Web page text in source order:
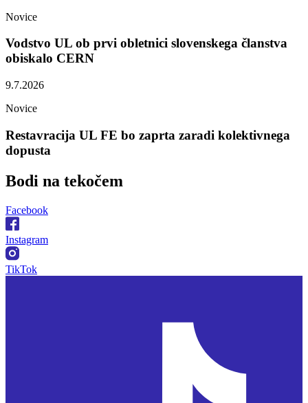
Novice
Vodstvo UL ob prvi obletnici slovenskega članstva
obiskalo CERN
9.7.2026
Novice
Restavracija UL FE bo zaprta zaradi kolektivnega
dopusta
Bodi na tekočem
Facebook
Instagram
TikTok